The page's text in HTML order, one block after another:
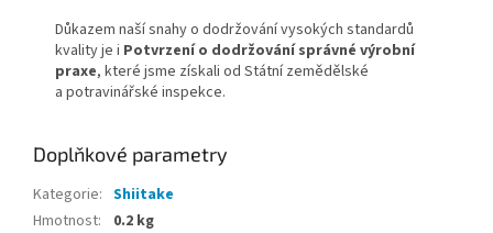
Důkazem naší snahy o dodržování vysokých standardů
kvality je i Potvrzení o dodržování správné výrobní
praxe, které jsme získali od Státní zemědělské
a potravinářské inspekce.
Doplňkové parametry
Kategorie: Shiitake
Hmotnost:
0.2 kg